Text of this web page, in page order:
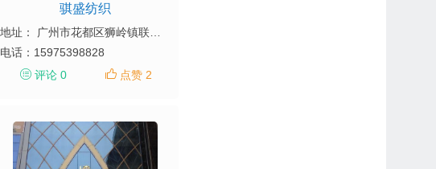
骐盛纺织
电话： 15975398828
评论 0
点赞 2